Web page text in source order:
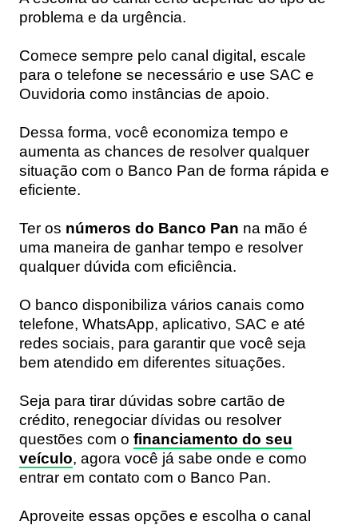
problema e da urgência.
Comece sempre pelo canal digital, escale
para o telefone se necessário e use SAC e
Ouvidoria como instâncias de apoio.
Dessa forma, você economiza tempo e
aumenta as chances de resolver qualquer
situação com o Banco Pan de forma rápida e
eficiente.
Ter os números do Banco Pan na mão é
uma maneira de ganhar tempo e resolver
qualquer dúvida com eficiência.
O banco disponibiliza vários canais como
telefone, WhatsApp, aplicativo, SAC e até
redes sociais, para garantir que você seja
bem atendido em diferentes situações.
Seja para tirar dúvidas sobre cartão de
crédito, renegociar dívidas ou resolver
questões com o financiamento do seu
veículo, agora você já sabe onde e como
entrar em contato com o Banco Pan.
Aproveite essas opções e escolha o canal